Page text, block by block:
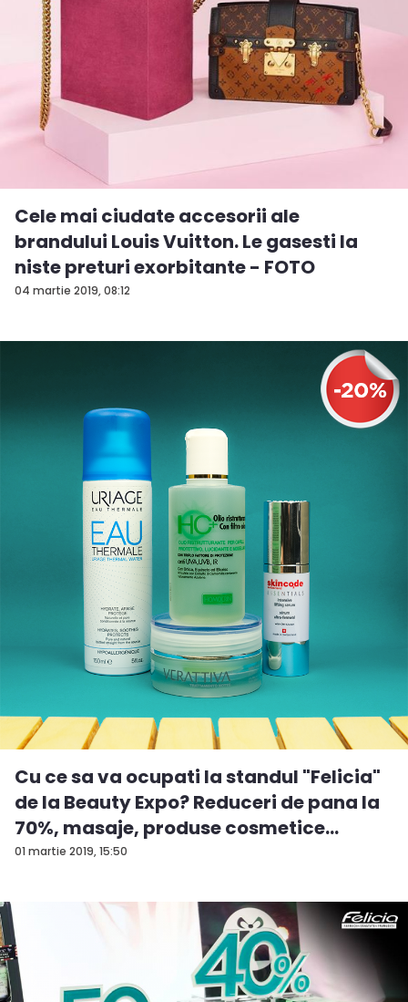
04 martie 2019, 08:12
Cele mai ciudate accesorii ale
brandului Louis Vuitton. Le gasesti la
niste preturi exorbitante - FOTO
01 martie 2019, 15:50
Cu ce sa va ocupati la standul "Felicia"
de la Beauty Expo? Reduceri de pana la
70%, masaje, produse cosmetice
origin...